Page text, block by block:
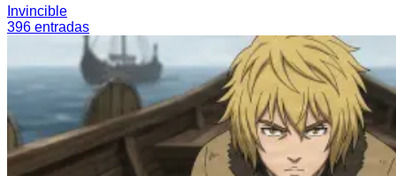
Invincible
396 entradas